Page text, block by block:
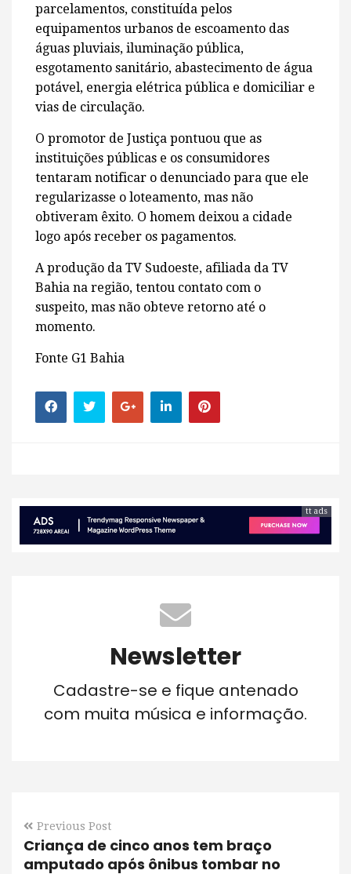
parcelamentos, constituída pelos
equipamentos urbanos de escoamento das
águas pluviais, iluminação pública,
esgotamento sanitário, abastecimento de água
potável, energia elétrica pública e domiciliar e
vias de circulação.
O promotor de Justiça pontuou que as
instituições públicas e os consumidores
tentaram notificar o denunciado para que ele
regularizasse o loteamento, mas não
obtiveram êxito. O homem deixou a cidade
logo após receber os pagamentos.
A produção da TV Sudoeste, afiliada da TV
Bahia na região, tentou contato com o
suspeito, mas não obteve retorno até o
momento.
Fonte G1 Bahia
tt ads
Newsletter
Cadastre-se e fique antenado
com muita música e informação.
Previous Post
Criança de cinco anos tem braço
amputado após ônibus tombar no